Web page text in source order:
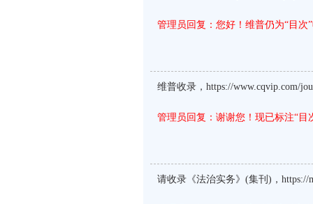
管理员回复：您好！维普仍为“目次
维普收录，https://www.cqvip.com/
管理员回复：谢谢您！现已标注“目
请收录《法治实务》(集刊)，https://